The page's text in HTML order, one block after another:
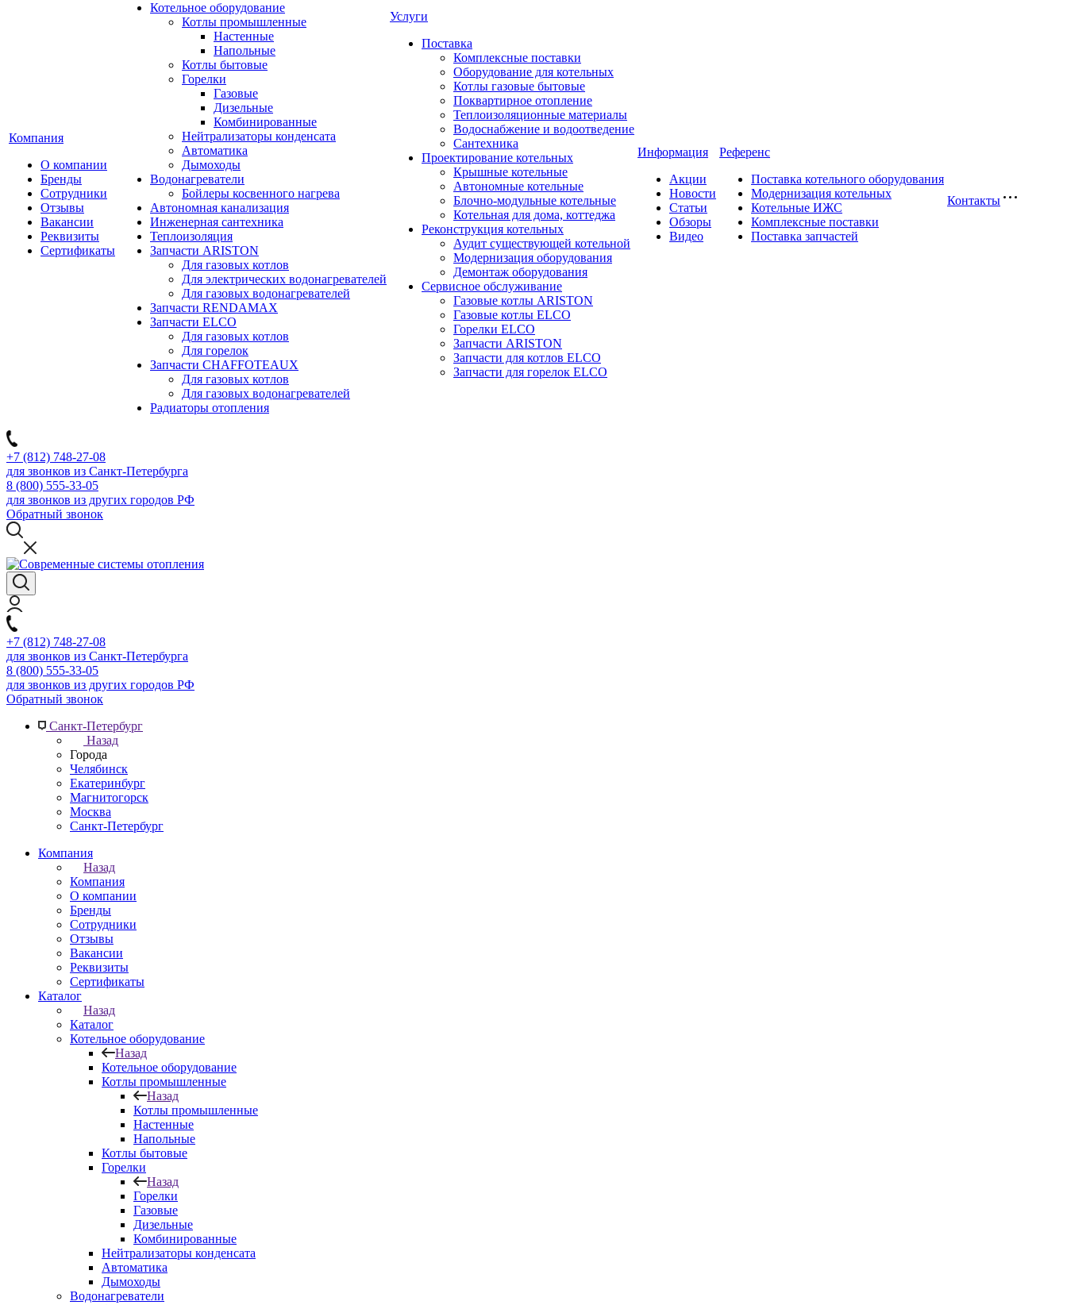
Компания
О компании
Бренды
Сотрудники
Отзывы
Вакансии
Реквизиты
Сертификаты
Котельное оборудование
Котлы промышленные
Настенные
Напольные
Котлы бытовые
Горелки
Газовые
Дизельные
Комбинированные
Нейтрализаторы конденсата
Автоматика
Дымоходы
Водонагреватели
Бойлеры косвенного нагрева
Автономная канализация
Инженерная сантехника
Теплоизоляция
Запчасти ARISTON
Для газовых котлов
Для электрических водонагревателей
Для газовых водонагревателей
Запчасти RENDAMAX
Запчасти ELCO
Для газовых котлов
Для горелок
Запчасти CHAFFOTEAUX
Для газовых котлов
Для газовых водонагревателей
Радиаторы отопления
Услуги
Поставка
Комплексные поставки
Оборудование для котельных
Котлы газовые бытовые
Поквартирное отопление
Теплоизоляционные материалы
Водоснабжение и водоотведение
Сантехника
Проектирование котельных
Крышные котельные
Автономные котельные
Блочно-модульные котельные
Котельная для дома, коттеджа
Реконструкция котельных
Аудит существующей котельной
Модернизация оборудования
Демонтаж оборудования
Сервисное обслуживание
Газовые котлы ARISTON
Газовые котлы ELCO
Горелки ELCO
Запчасти ARISTON
Запчасти для котлов ELCO
Запчасти для горелок ELCO
Информация
Акции
Новости
Статьи
Обзоры
Видео
Референс
Поставка котельного оборудования
Модернизация котельных
Котельные ИЖС
Комплексные поставки
Поставка запчастей
Контакты
+7 (812) 748-27-08
для звонков из Санкт-Петербурга
8 (800) 555-33-05
для звонков из других городов РФ
Обратный звонок
+7 (812) 748-27-08
для звонков из Санкт-Петербурга
8 (800) 555-33-05
для звонков из других городов РФ
Обратный звонок
Санкт-Петербург
Назад
Города
Челябинск
Екатеринбург
Магнитогорск
Москва
Санкт-Петербург
Компания
Назад
Компания
О компании
Бренды
Сотрудники
Отзывы
Вакансии
Реквизиты
Сертификаты
Каталог
Назад
Каталог
Котельное оборудование
Назад
Котельное оборудование
Котлы промышленные
Назад
Котлы промышленные
Настенные
Напольные
Котлы бытовые
Горелки
Назад
Горелки
Газовые
Дизельные
Комбинированные
Нейтрализаторы конденсата
Автоматика
Дымоходы
Водонагреватели